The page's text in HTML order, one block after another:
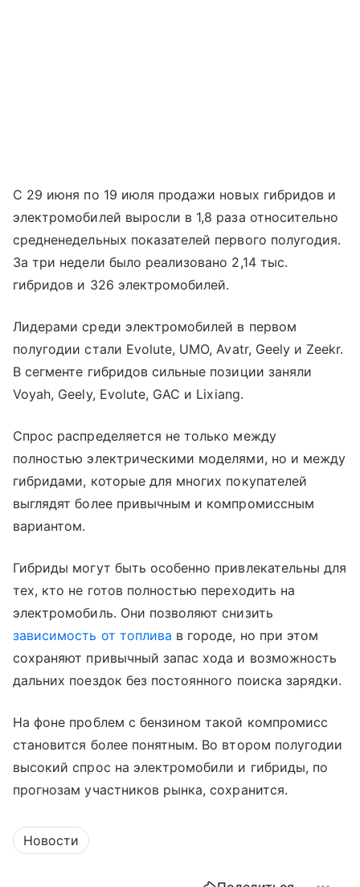
С 29 июня по 19 июля продажи новых гибридов и
электромобилей выросли в 1,8 раза относительно
средненедельных показателей первого полугодия.
За три недели было реализовано 2,14 тыс.
гибридов и 326 электромобилей.
Лидерами среди электромобилей в первом
полугодии стали Evolute, UMO, Avatr, Geely и Zeekr.
В сегменте гибридов сильные позиции заняли
Voyah, Geely, Evolute, GAC и Lixiang.
Спрос распределяется не только между
полностью электрическими моделями, но и между
гибридами, которые для многих покупателей
выглядят более привычным и компромиссным
вариантом.
Гибриды могут быть особенно привлекательны для
тех, кто не готов полностью переходить на
электромобиль. Они позволяют снизить
зависимость от топлива в городе, но при этом
сохраняют привычный запас хода и возможность
дальних поездок без постоянного поиска зарядки.
На фоне проблем с бензином такой компромисс
становится более понятным. Во втором полугодии
высокий спрос на электромобили и гибриды, по
прогнозам участников рынка, сохранится.
Новости